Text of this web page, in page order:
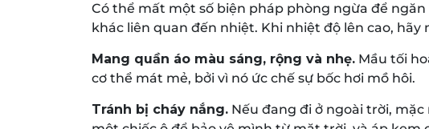
Có thể mất một số biện pháp phòng ngừa để
khác liên quan đến nhiệt. Khi nhiệt độ lên cao, hãy
Mang quần áo màu sáng, rộng và nhẹ. Mầu tối
cơ thể mát mẻ, bởi vì nó ức chế sự bốc hơi mồ hôi.
Tránh bị cháy nắng. Nếu đang đi ở ngoài trời,